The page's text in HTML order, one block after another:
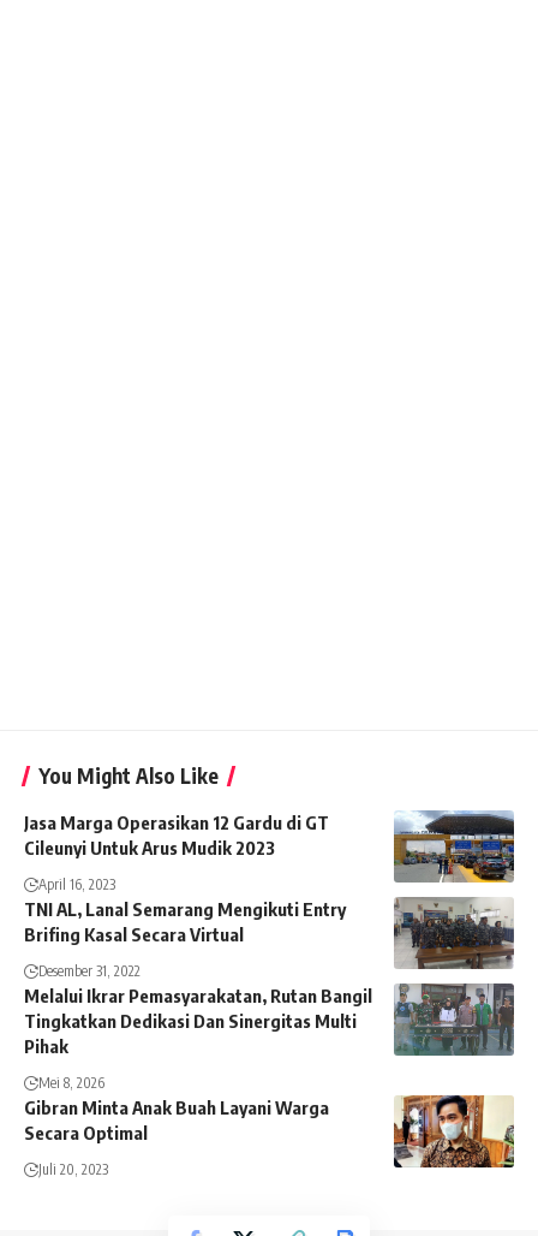
You Might Also Like
Jasa Marga Operasikan 12 Gardu di GT
Cileunyi Untuk Arus Mudik 2023
April 16, 2023
TNI AL, Lanal Semarang Mengikuti Entry
Brifing Kasal Secara Virtual
Desember 31, 2022
Melalui Ikrar Pemasyarakatan, Rutan Bangil
Tingkatkan Dedikasi Dan Sinergitas Multi
Pihak
Mei 8, 2026
Gibran Minta Anak Buah Layani Warga
Secara Optimal
Juli 20, 2023